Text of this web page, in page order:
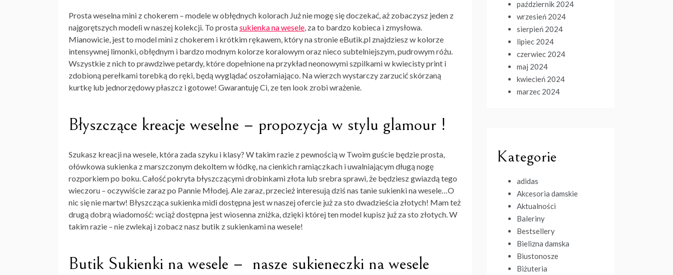
Prosta weselna mini z chokerem – modele w obłędnych kolorach Już nie mogę się doczekać, aż zobaczysz jeden z
najgorętszych modeli w naszej kolekcji. To prostasukienka na wesele, za to bardzo kobieca i zmysłowa.
Mianowicie, jest to model mini z chokerem i krótkim rękawem, który na stronie eButik.pl znajdziesz w kolorze
intensywnej limonki, obłędnym i bardzo modnym kolorze koralowym oraz nieco subtelniejszym, pudrowym różu.
Wszystkie z nich to prawdziwe petardy, które dopełnione na przykład neonowymi szpilkami w kwiecisty print i
zdobioną perełkami torebką do ręki, będą wyglądać oszołamiająco. Na wierzch wystarczy zarzucić skórzaną
kurtkę lub jednorzędowy płaszcz i gotowe! Gwarantuję Ci, ze ten look zrobi wrażenie.
Błyszczące kreacje weselne – propozycja w stylu glamour !
Szukasz kreacji na wesele, która zada szyku i klasy? W takim razie z pewnością w Twoim guście będzie prosta,
ołówkowa sukienka z marszczonym dekoltem w łódkę, na cienkich ramiączkach i uwalniającym długą nogę
rozporkiem po boku. Całość pokryta błyszczącymi drobinkami złota lub srebra sprawi, że będziesz gwiazdą tego
wieczoru – oczywiście zaraz po Pannie Młodej. Ale zaraz, przecież interesują dziś nas tanie sukienki na wesele…O
nic się nie martw! Błyszcząca sukienka midi dostępna jest w naszej ofercie już za sto dwadzieścia złotych! Mam też
drugą dobrą wiadomość: wciąż dostępna jest wiosenna zniżka, dzięki której ten model kupisz już za sto złotych. W
takim razie – nie zwlekaj i zobacz nasz butik z sukienkami na wesele!
Butik Sukienki na wesele – nasze sukieneczki na wesele
październik 2024
wrzesień 2024
sierpień 2024
lipiec 2024
czerwiec 2024
maj 2024
kwiecień 2024
marzec 2024
Kategorie
adidas
Akcesoria damskie
Aktualności
Baleriny
Bestsellery
Bielizna damska
Biustonosze
Biżuteria